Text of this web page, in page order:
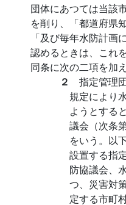
団体にあつては当該
を削り、「都道府県
「及び毎年水防計画
認めるときは、これ
同条に次の二項を加え
２ 指定管理
規定により
ようとする
議会（次条
をいう。以
設置する指
防協議会、
つ、災害対
定する市町